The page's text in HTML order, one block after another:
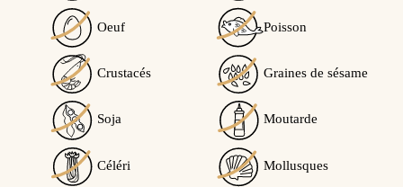
Ce produit peut contenir des traces de...
Traces éventuelles de Gluten
Traces éventuelles de
Oeuf Poisson
Crustacés Graines de sésame
Soja Moutarde
Céléri Mollusques